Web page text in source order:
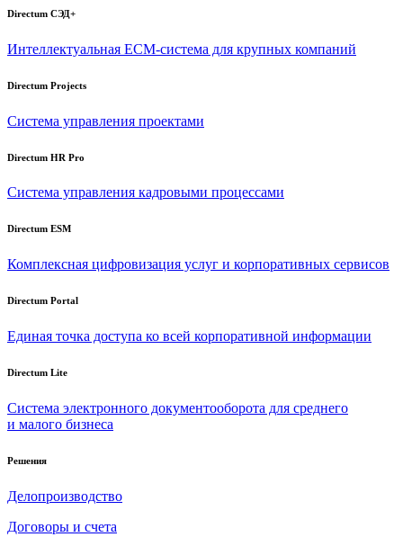
Directum СЭД+
Интеллектуальная ECM-система для крупных компаний
Directum Projects
Система управления проектами
Directum HR Pro
Система управления кадровыми процессами
Directum ESM
Комплексная цифровизация услуг и корпоративных сервисов
Directum Portal
Единая точка доступа ко всей корпоративной информации
Directum Lite
Система электронного документооборота для среднего
и малого бизнеса
Решения
Делопроизводство
Договоры и счета